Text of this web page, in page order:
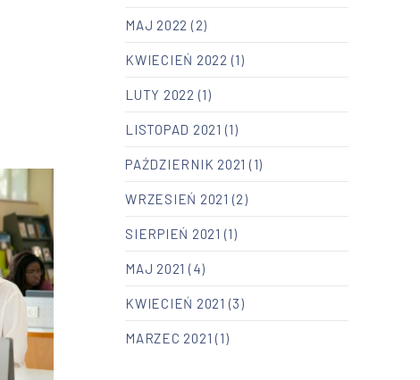
MAJ 2022 (2)
KWIECIEŃ 2022 (1)
LUTY 2022 (1)
LISTOPAD 2021 (1)
PAŹDZIERNIK 2021 (1)
WRZESIEŃ 2021 (2)
SIERPIEŃ 2021 (1)
MAJ 2021 (4)
KWIECIEŃ 2021 (3)
MARZEC 2021 (1)